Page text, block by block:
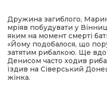
Дружина загиблого,
мріяв побудувати у
яким на момент смерті
«Йому подобалося, що
затятим рибалкою. Ще
Денисом часто ходив
їздив на Сіверський
жінка.